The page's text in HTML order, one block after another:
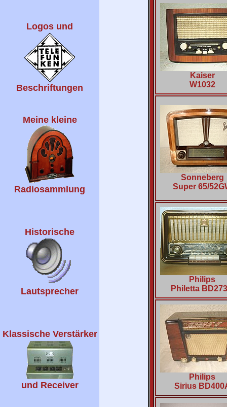
Logos und
Beschriftungen
Meine kleine
Radiosammlung
Historische
Lautsprecher
Klassische Verstärker
und Receiver
Kaiser
W1032
Sonneberg
Super 65/
Philips
Philetta
Philips
Sirius